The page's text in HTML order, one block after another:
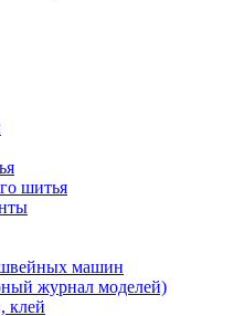
шитья
машин
журнал моделей)
клей